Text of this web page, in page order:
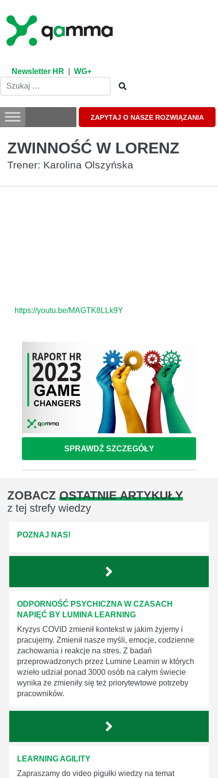
content
Newsletter HR WG+
ZAPYTAJ O NASZE ROZWIĄZANIA
ZWINNOŚĆ W LORENZ
Trener: Karolina Olszyńska
https://youtu.be/MAGTK8LLk9Y
SPRAWDŹ SZCZEGÓŁY
ZOBACZ OSTATNIE ARTYKUŁY
z tej strefy wiedzy
POZNAJ NAS!
ODPORNOŚĆ PSYCHICZNA W CZASACH
NAPIĘĆ BY LUMINA LEARNING
Kryzys COVID zmienił kontekst w jakim żyjemy i
pracujemy. Zmienił nasze myśli, emocje, codzienne
zachowania i reakcje na stres. Z badań
przeprowadzonych przez Lumine Learnin w których
wzieło udział ponad 3000 osób na całym świecie
wynika że zmieniły się też priorytewtowe potrzeby
pracowników.
LEARNING AGILITY
Zapraszamy do video pigułki wiedzy na temat